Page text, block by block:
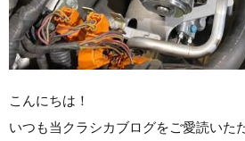
こんにちは！
いつも当クラシカブログをご愛読いた